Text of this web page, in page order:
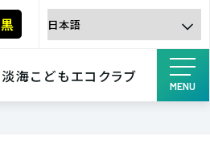
黒
淡海こどもエコクラブ
MENU